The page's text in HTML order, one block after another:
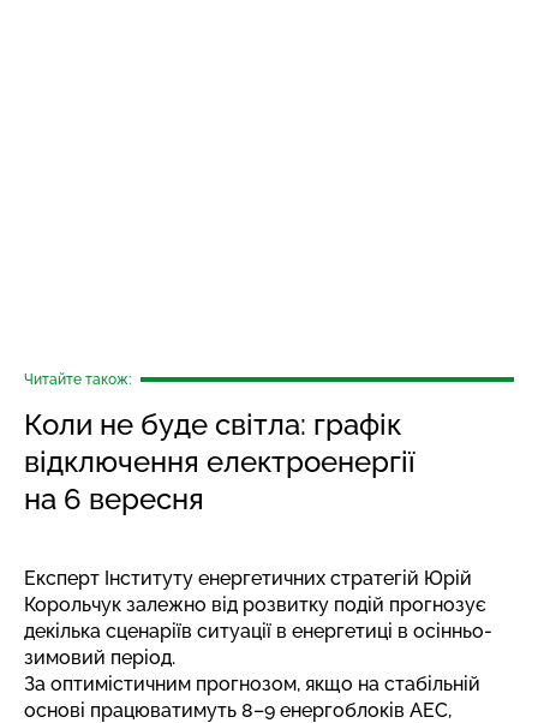
Читайте також:
Коли не буде світла: графік
відключення електроенергії
на 6 вересня
Експерт Інституту енергетичних стратегій Юрій
Корольчук залежно від розвитку подій прогнозує
декілька сценаріїв ситуації в енергетиці в осінньо-
зимовий період.
За оптимістичним прогнозом, якщо на стабільній
основі працюватимуть 8–9 енергоблоків АЕС,